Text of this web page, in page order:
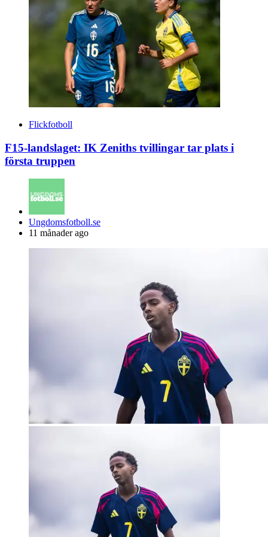
Flickfotboll
F15-landslaget: IK Zeniths tvillingar tar plats i
första truppen
Posted
by
Ungdomsfotboll.se
11 månader ago